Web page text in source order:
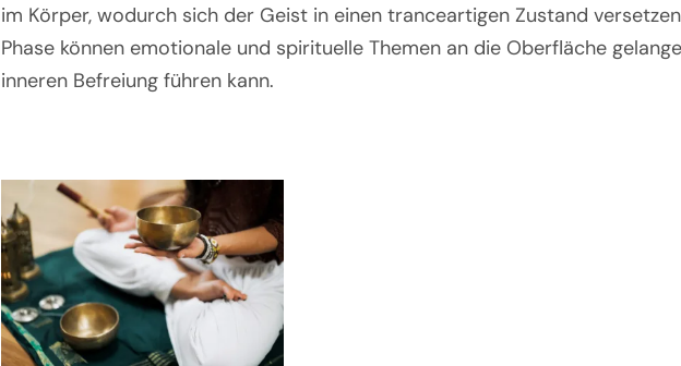
im Körper, wodurch sich der Geist in einen tranceartigen Zustand
Phase können emotionale und spirituelle Themen an die Oberfläche
inneren Befreiung führen kann.